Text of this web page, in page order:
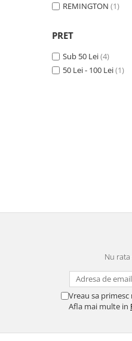
Scule electrice si unelte
Silicon, spume si solutii tehnice
Sisteme Incalzire
Electrocasnice & Climatizare
Accesorii si piese masini
Aparate Frigorifice
Aparate Racire Aer
Climatizare & sisteme de
REMINGTON (1)
PRET
Sub 50 Lei(4)
50 Lei - 100 Lei(1)
Nu
Vreau sa
Afla mai multe in